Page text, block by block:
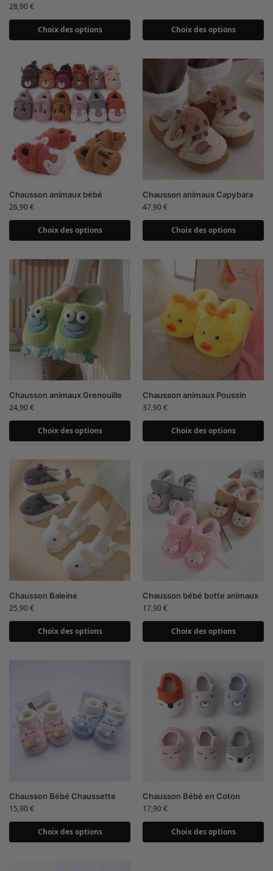
28,90€
Choix des options Choix des options
Chausson animaux bébé
26,90€
Choix des options
Chausson animaux Capybara
47,90€
Choix des options
Chausson animaux Grenouille
24,90€
Choix des options
Chausson animaux Poussin
37,90€
Choix des options
Chausson Baleine
25,90€
Choix des options
Chausson bébé botte animaux
17,90€
Choix des options
Chausson Bébé Chaussette
15,90€
Choix des options
Chausson Bébé en Coton
17,90€
Choix des options